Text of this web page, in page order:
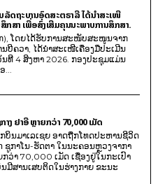
ດຖະບານອົດສະຕຣາລີ ໄດ້ນຳສະເໜີ
ກສາ ເພື່ອສົ່ງເສີມຄຸນນະພາບການສຶກສາ.
), ໂດຍໄດ້ຮັບການສະໜັບສະໜູນຈາກ
ບີຄວາ, ໄດ້ນຳສະເໜີເຄື່ອງມືປະເມີນ
ນທີ 4 ສິງຫາ 2026. ກອງປະຊຸມແມ່ນ
...
ງ ຢາອີ ຫຼາຍກວ່າ 70,000 ເມັດ
ບິນມາເລເຊຍ ອາດຖືກໂທດປະຫານຊີວິດ
ກາໂນ-ຮັດຕາ ໃນນະຄອນຫຼວງຈາກາ
ວ່າ 70,000 ເມັດ ເຊື່ອງຢູ່ໃນກະເປົາ
ມີສານເສບຕິດໃນຮ່າງກາຍ ຂະນະ